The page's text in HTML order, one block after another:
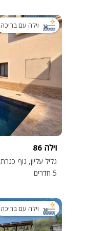
וילה עם בריכה
וילה 86
גליל עליון, נוף כנרת
5 חדרים
וילה עם בריכה